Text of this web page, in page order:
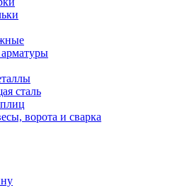
сталь
ворота и сварка